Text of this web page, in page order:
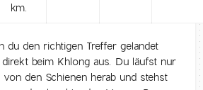
km.
du den richtigen Treffer gelandet
beim Khlong aus. Du läufst nur
den Schienen herab und stehst